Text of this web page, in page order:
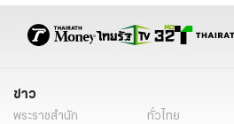
คีย์บอร์ดไร้สาย โน๊ตบุ๊ค คีย์บอร์ดไร้สาย พกพา
Keyboard Wireless
ข่าว
พระราชสำนัก ทั่วไทย